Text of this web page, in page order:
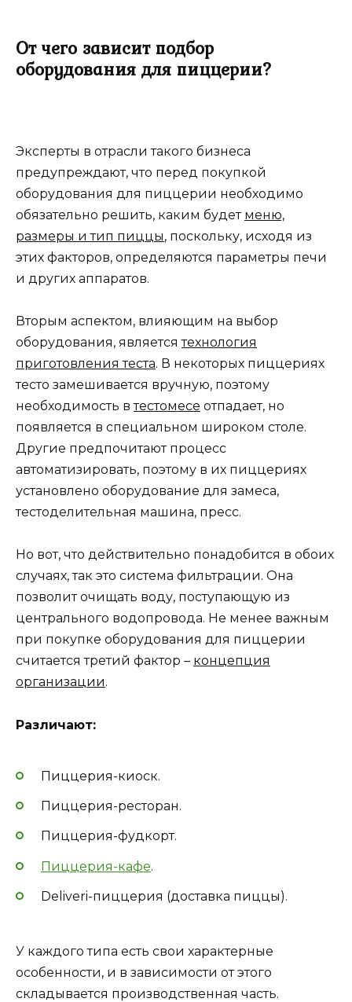
От чего зависит подбор
оборудования для пиццерии?
Эксперты в отрасли такого бизнеса
предупреждают, что перед покупкой
оборудования для пиццерии необходимо
обязательно решить, каким будет меню,
размеры и тип пиццы, поскольку, исходя из
этих факторов, определяются параметры печи
и других аппаратов.
Вторым аспектом, влияющим на выбор
оборудования, являетсятехнология
приготовления теста. В некоторых пиццериях
тесто замешивается вручную, поэтому
необходимость втестомесе отпадает, но
появляется в специальном широком столе.
Другие предпочитают процесс
автоматизировать, поэтому в их пиццериях
установлено оборудование для замеса,
тестоделительная машина, пресс.
Но вот, что действительно понадобится в обоих
случаях, так это система фильтрации. Она
позволит очищать воду, поступающую из
центрального водопровода. Не менее важным
при покупке оборудования для пиццерии
считается третий фактор – концепция
организации.
Различают:
Пиццерия-киоск.
Пиццерия-ресторан.
Пиццерия-фудкорт.
Пиццерия-кафе.
Deliveri-пиццерия (доставка пиццы).
У каждого типа есть свои характерные
особенности, и в зависимости от этого
складывается производственная часть.